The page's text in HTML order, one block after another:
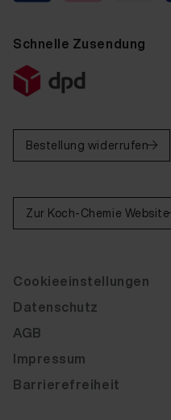
Schnelle Zusendung
Bestellung widerrufen
Zur Koch-Chemie Website
Cookieeinstellungen
Datenschutz
AGB
Impressum
Barrierefreiheit